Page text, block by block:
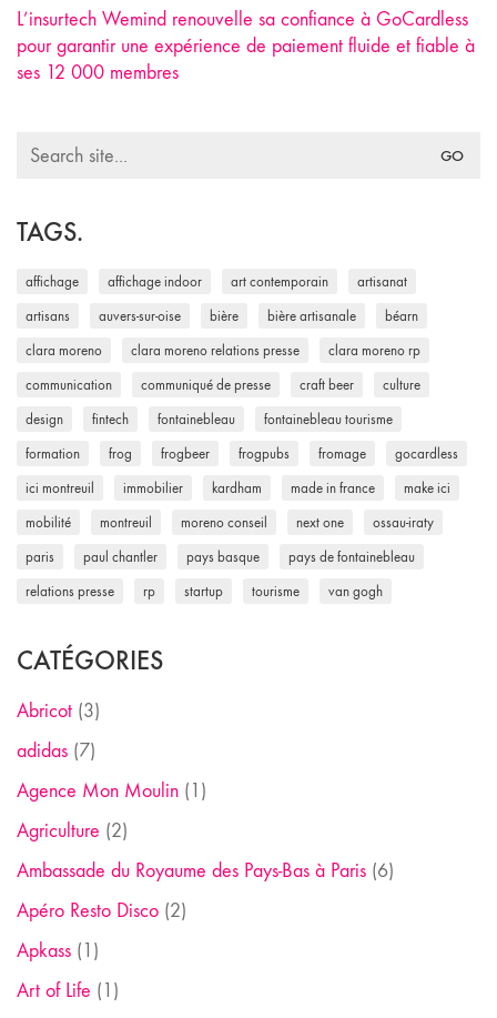
L’insurtech Wemind renouvelle sa confiance à GoCardless
pour garantir une expérience de paiement fluide et fiable à
ses 12 000 membres
Search
TAGS.
affichage affichage indoor art contemporain artisanat
artisans auvers-sur-oise bière bière artisanale béarn
clara moreno clara moreno relations presse clara moreno rp
communication communiqué de presse craft beer culture
design fintech fontainebleau fontainebleau tourisme
formation frog frogbeer frogpubs fromage gocardless
ici montreuil immobilier kardham made in france make ici
mobilité montreuil moreno conseil next one ossau-iraty
paris paul chantler pays basque pays de fontainebleau
relations presse rp startup tourisme van gogh
CATÉGORIES
Abricot (3)
adidas (7)
Agence Mon Moulin (1)
Agriculture (2)
Ambassade du Royaume des Pays-Bas à Paris (6)
Apéro Resto Disco (2)
Apkass (1)
Art of Life (1)